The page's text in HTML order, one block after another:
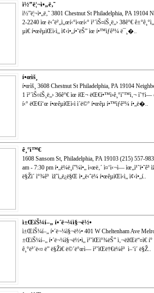
ì½”ë¦¬ì•„ë‚˜
ì½”ë¦¬ì•„ë‚˜ 3801 Chestnut St Philadelphia, PA
2-2240 ìœ ë‹ˆë²„ì„œí‹°ì‹œí‹° ì²´ìŠ¤íŠ¸ë„› 38ê°€
µì€ í•œêµ­ìŒì‹ì„ ì¢‹ì•„í•˜ëŠ” ìœ í•™ìƒê³¼ ë¯¸�..
í•œìš¸
í•œìš¸ 3608 Chestnut St Philadelphia, PA 19104
1 ì²´ìŠ¤íŠ¸ë„› 36ê°€ ìœ íŒ¬ ëŒ€í•™ì›ê¸°ìˆ™ì‚¬ ì˜†ì—
í‹° ëŒ€í‘œ í•œêµ­ìŒì‹ì ì´ë©° í•œêµ­ í•™ìƒê³¼ í•„ë�..
ê¸°ì™€
1608 Sansom St, Philadelphia, PA 19103 (215) 557-
am - 7:30 pm í•„ë¼ë¸í”¼ì•„ ì‹œë‚´ ì¤‘ì‹¬ì— ìœ„ì¹˜í•˜ê³
ë§Žì´ ì°¾ê³ ìžˆì„ë¿ë§Œ ì•„ë‹ˆë¼ í•œêµ­ìŒì‹ì„ ì¢‹ì•„í..
ì±ŒíŠ¼í–„ í•´ë¬¼ì§¬ë½•
ì±ŒíŠ¼í–„ í•´ë¬¼ì§¬ë½• 401 W Cheltenham Ave
±ŒíŠ¼í–„ í•´ë¬¼ì§¬ë½•ì„ ì²˜ìŒì°¾ëŠ” ì‚¬ëžŒë“¤ì€ í°
ê¸°ë³´ë‹¤ ë” ë§Žì€ ë©´ë°œì— ì²˜ìŒë†€ë¼ê³ ì–‘ì´ ë§Ž..